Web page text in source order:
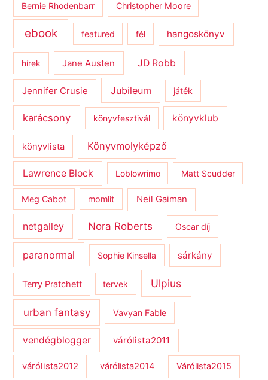
Bernie Rhodenbarr Christopher Moore
ebook featured fél hangoskönyv
hírek Jane Austen JD Robb
Jennifer Crusie Jubileum játék
karácsony könyvfesztivál könyvklub
könyvlista Könyvmolyképző
Lawrence Block Loblowrimo Matt Scudder
Meg Cabot momlit Neil Gaiman
netgalley Nora Roberts Oscar díj
paranormal Sophie Kinsella sárkány
Terry Pratchett tervek Ulpius
urban fantasy Vavyan Fable
vendégblogger várólista2011
várólista2012 várólista2014 Várólista2015